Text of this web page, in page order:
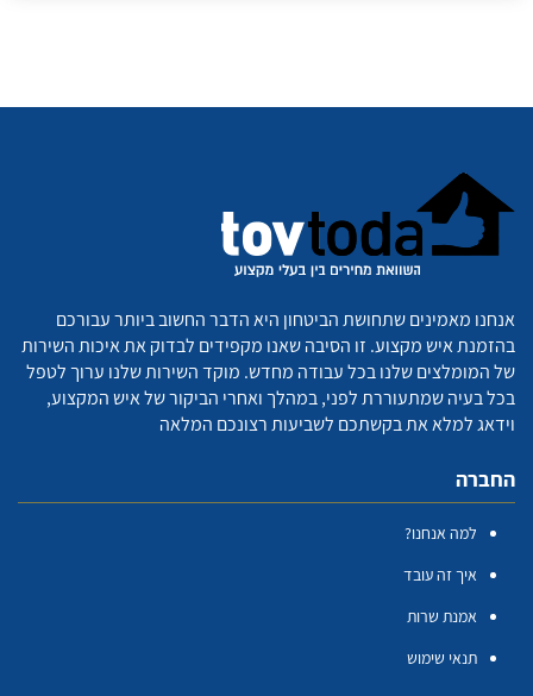
אנחנו מאמינים שתחושת הביטחון היא הדבר החשוב ביותר עבורכם
בהזמנת איש מקצוע. זו הסיבה שאנו מקפידים לבדוק את איכות השירות
של המומלצים שלנו בכל עבודה מחדש. מוקד השירות שלנו ערוך לטפל
בכל בעיה שמתעוררת לפני, במהלך ואחרי הביקור של איש המקצוע,
וידאג למלא את בקשתכם לשביעות רצונכם המלאה
החברה
למה אנחנו?
איך זה עובד
אמנת שרות
תנאי שימוש